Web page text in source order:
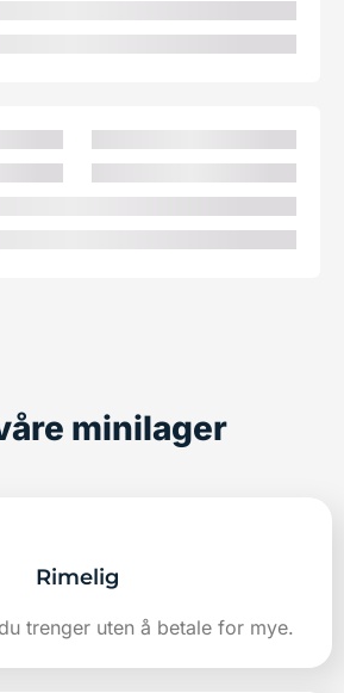
minilager
Rimelig
trenger uten å betale for mye.